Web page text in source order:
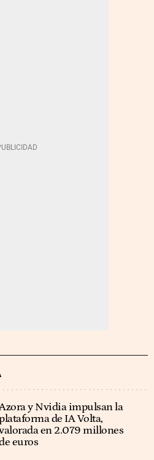
y Nvidia impulsan la
de IA Volta,
en 2.079 millones
euros